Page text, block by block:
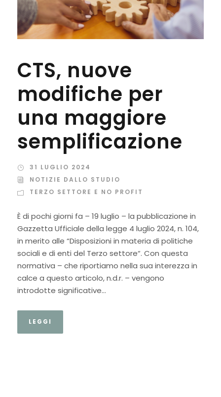
CTS, nuove
modifiche per
una maggiore
semplificazione
31 LUGLIO 2024
NOTIZIE DALLO STUDIO
TERZO SETTORE E NO PROFIT
È di pochi giorni fa – 19 luglio – la pubblicazione in
Gazzetta Ufficiale della legge 4 luglio 2024, n. 104,
in merito alle “Disposizioni in materia di politiche
sociali e di enti del Terzo settore“. Con questa
normativa – che riportiamo nella sua interezza in
calce a questo articolo, n.d.r. – vengono
introdotte significative...
LEGGI